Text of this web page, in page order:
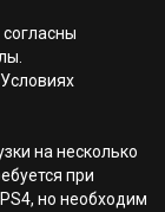
на несколько
при
но необходим